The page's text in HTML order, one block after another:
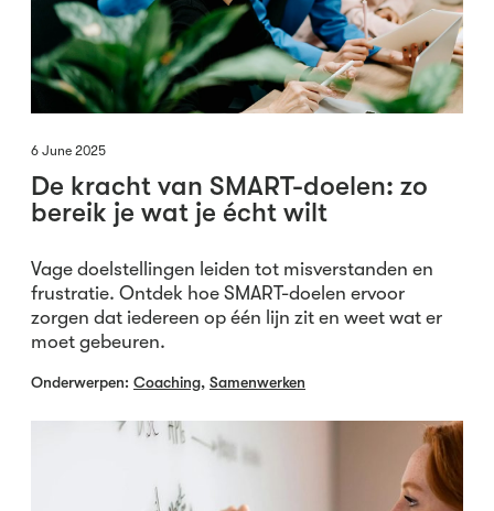
6 June 2025
De kracht van SMART-doelen: zo
bereik je wat je écht wilt
Vage doelstellingen leiden tot misverstanden en
frustratie. Ontdek hoe SMART-doelen ervoor
zorgen dat iedereen op één lijn zit en weet wat er
moet gebeuren.
Onderwerpen: Coaching, Samenwerken